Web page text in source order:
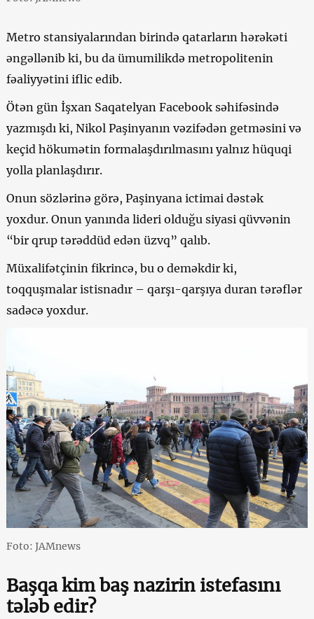
Metro stansiyalarından birində qatarların hərəkəti
əngəllənib ki, bu da ümumilikdə metropolitenin
fəaliyyətini iflic edib.
Ötən gün İşxan Saqatelyan Facebook səhifəsində
yazmışdı ki, Nikol Paşinyanın vəzifədən getməsini və
keçid hökumətin formalaşdırılmasını yalnız hüquqi
yolla planlaşdırır.
Onun sözlərinə görə, Paşinyana ictimai dəstək
yoxdur. Onun yanında lideri olduğu siyasi qüvvənin
“bir qrup tərəddüd edən üzvq” qalıb.
Müxalifətçinin fikrincə, bu o deməkdir ki,
toqquşmalar istisnadır – qarşı-qarşıya duran tərəflər
sadəcə yoxdur.
Foto: JAMnews
Başqa kim baş nazirin istefasını
tələb edir?